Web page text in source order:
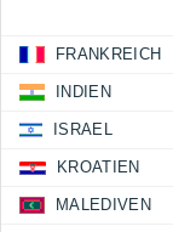
FRANKREICH
INDIEN
ISRAEL
KROATIEN
MALEDIVEN